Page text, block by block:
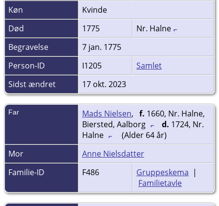
Køn
Kvinde
Død
1775
Nr. Halne
Begravelse
7 jan. 1775
Person-ID
I1205
Samlet
Sidst ændret
17 okt. 2023
Far Mads Nielsen, f. 1660, Nr. Halne,
Biersted, Aalborg
d. 1724, Nr.
Halne
(Alder 64 år)
Mor
Anne Nielsdatter
Familie-ID
F486 Gruppeskema |
Familietavle